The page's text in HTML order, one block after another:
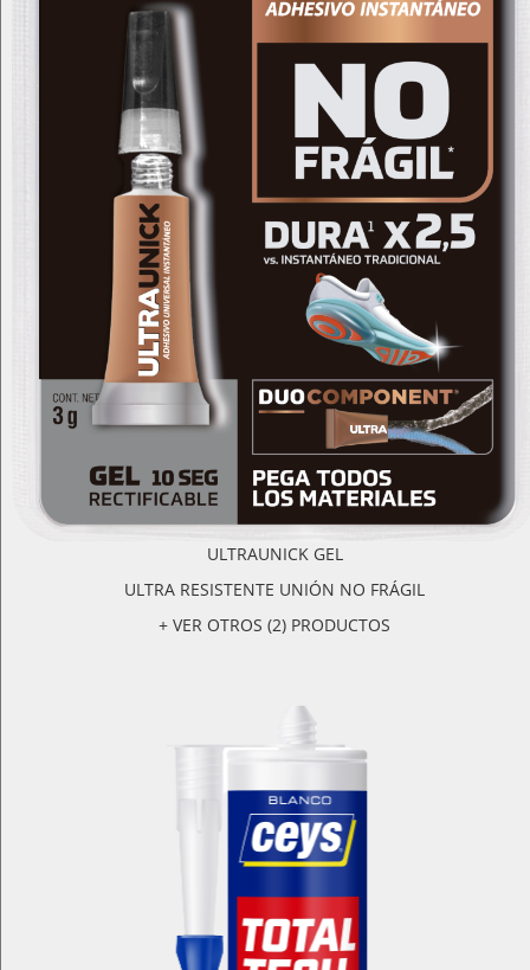
ULTRAUNICK GEL
ULTRA RESISTENTE UNIÓN NO FRÁGIL
+ VER OTROS (2) PRODUCTOS